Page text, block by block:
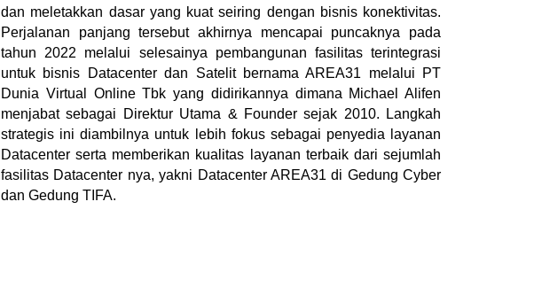
dan meletakkan dasar yang kuat seiring dengan bisnis konektivitas.
Perjalanan panjang tersebut akhirnya mencapai puncaknya pada
tahun 2022 melalui selesainya pembangunan fasilitas terintegrasi
untuk bisnis Datacenter dan Satelit bernama AREA31 melalui PT
Dunia Virtual Online Tbk yang didirikannya dimana Michael Alifen
menjabat sebagai Direktur Utama & Founder sejak 2010. Langkah
strategis ini diambilnya untuk lebih fokus sebagai penyedia layanan
Datacenter serta memberikan kualitas layanan terbaik dari sejumlah
fasilitas Datacenter nya, yakni Datacenter AREA31 di Gedung Cyber
dan Gedung TIFA.